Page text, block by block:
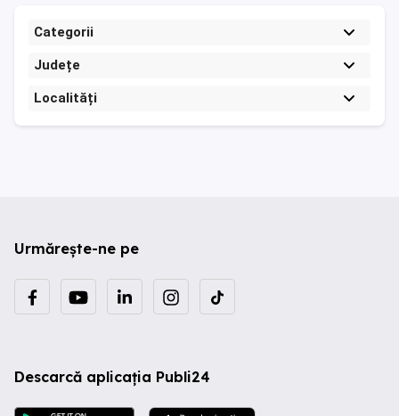
Categorii
Județe
Localități
Urmărește-ne pe
Descarcă aplicația Publi24